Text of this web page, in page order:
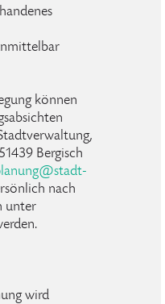
können
Bergisch
nach
unter
wird